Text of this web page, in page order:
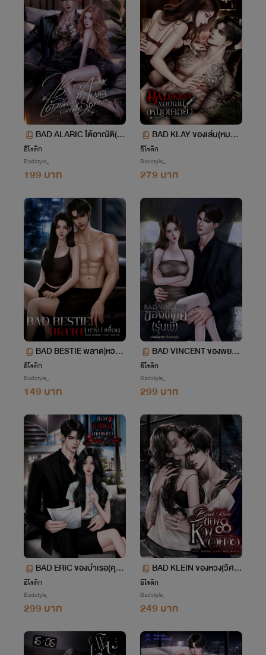
BAD ALARIC ใต้อาณัติ(ม
าเฟีย)รัชทายาท
อีโรติก
Badstyle_
199 บาท
BAD KLAY ของเล่น(หมอเ
คลย์)
อีโรติก
Badstyle_
279 บาท
BAD BESTIE พลาด|หวง|เ
พื่อน
อีโรติก
Badstyle_
149 บาท
BAD VINCENT ของพยศ
(รุ่นพี่)
อีโรติก
Badstyle_
299 บาท
BAD ERIC ของบำเรอ(คุณ
ชาย)
อีโรติก
Badstyle_
299 บาท
BAD KLEIN ของหวง(วิศว
ะ)
อีโรติก
Badstyle_
249 บาท